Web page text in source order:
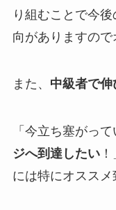
り組むことで今
向がありますので
また、 中級者で
「今立ち塞がっ
ジへ到達したい！
には特にオススメ